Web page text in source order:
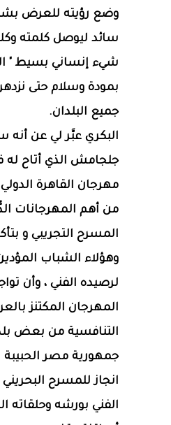
وضع رؤيته للعرض
سائد ليوصل كلمته
شيء إنساني بسيط "
بمودة وسلام حتى نزدهر
جميع البلدان.
البكري عبَّر لي عن
جلجامش الذي أتاح
مهرجان القاهرة
من أهم المهرجانات
المسرح التجريبي و
وهؤلاء الشباب
لرصيده الفني ، وأن
المهرجان المكتنز
التنافسية من بعض
جمهورية مصر
انجاز للمسرح
الفني بورشه وحلقاته